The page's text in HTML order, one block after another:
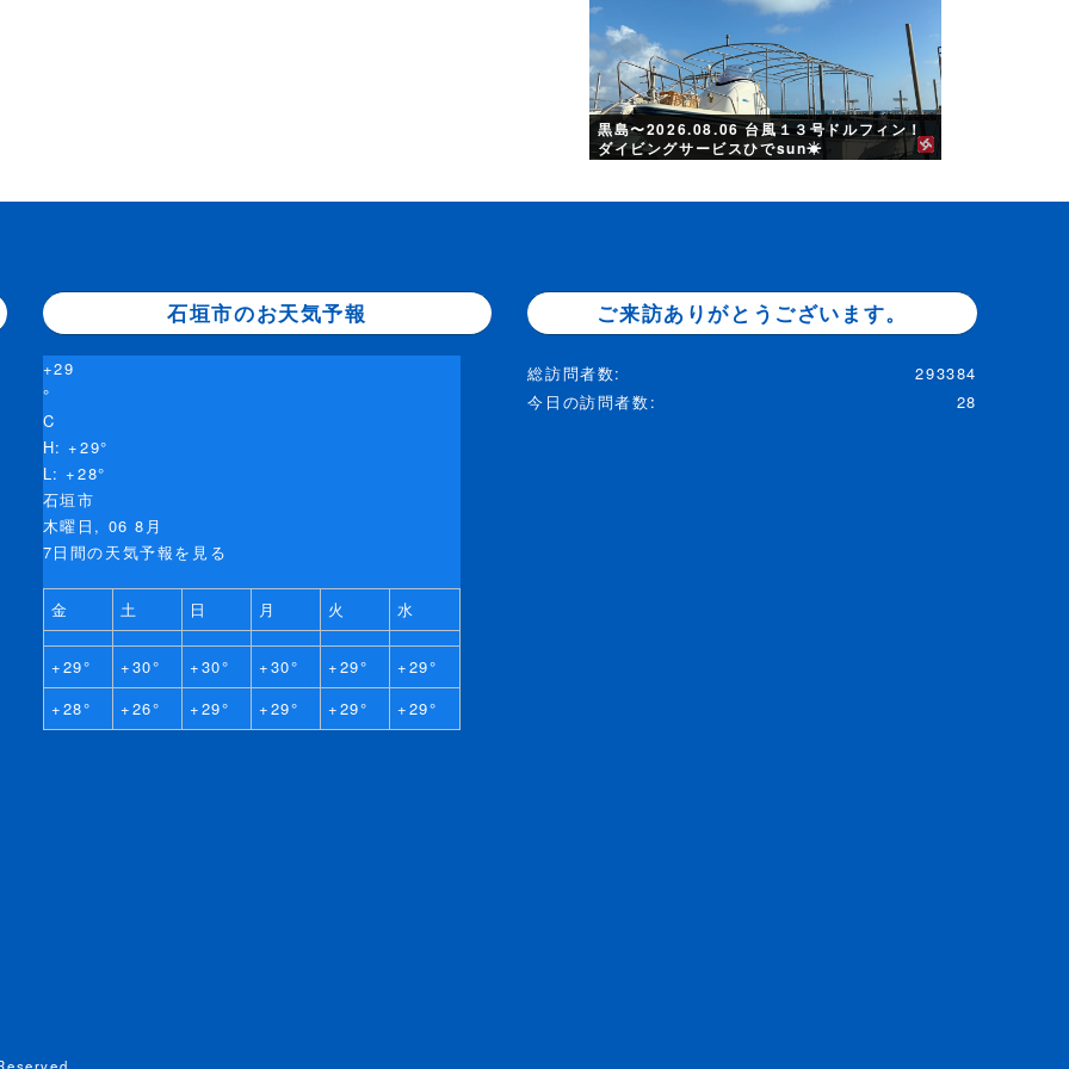
黒島〜2026.08.06 台風１３号ドルフィン！
ダイビングサービスひでsun☀︎
石垣市のお天気予報
+29
°
C
H:+29°
L:+28°
石垣市
木曜日, 06 8月
7日間の天気予報を見る
金 土 日 月 火 水
+29° +30° +30° +30° +29° +29°
+28° +26° +29° +29° +29° +29°
ご来訪ありがとうございます。
293384
総訪問者数:
28
今日の訪問者数: